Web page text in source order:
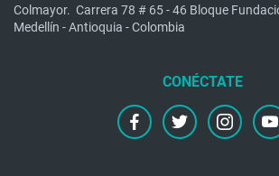
Colmayor. Carrera 78 # 65 - 46 Bloque
Medellín - Antioquia - Colombia